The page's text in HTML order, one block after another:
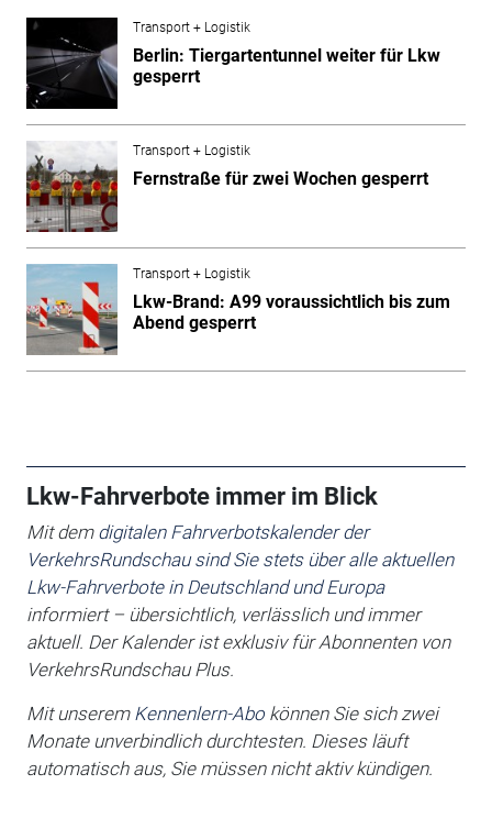
Transport + Logistik
Berlin: Tiergartentunnel weiter für Lkw
gesperrt
Transport + Logistik
Fernstraße für zwei Wochen gesperrt
Transport + Logistik
Lkw-Brand: A99 voraussichtlich bis zum
Abend gesperrt
Lkw-Fahrverbote immer im Blick
Mit dem digitalen Fahrverbotskalender der
VerkehrsRundschau sind Sie stets über alle aktuellen
Lkw-Fahrverbote in Deutschland und Europa
informiert – übersichtlich, verlässlich und immer
aktuell. Der Kalender ist exklusiv für Abonnenten von
VerkehrsRundschau Plus.
Mit unserem Kennenlern-Abo können Sie sich zwei
Monate unverbindlich durchtesten. Dieses läuft
automatisch aus, Sie müssen nicht aktiv kündigen.